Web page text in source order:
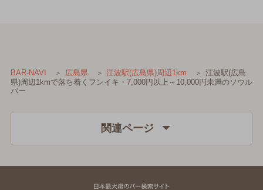
BAR-NAVI 広島県 江波駅(広島県)周辺1km
江波駅(広島
県)周辺1kmで落ち着くフンイキ・7,000円以上～10,000円未満のソウル
バー
関連ページ